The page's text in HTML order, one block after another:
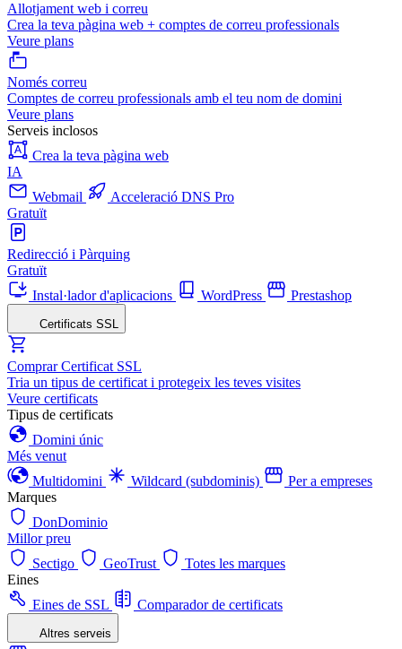
Allotjament web i correu
Crea la teva pàgina web + comptes de correu professionals
Veure plans
Només correu
Comptes de correu professionals amb el teu nom de domini
Veure plans
Serveis inclosos
Crea la teva pàgina web
IA
Webmail
Acceleració DNS Pro
Gratuït
Redirecció i Pàrquing
Gratuït
Instal·lador d'aplicacions
WordPress Prestashop
Certificats SSL
Comprar Certificat SSL
Tria un tipus de certificat i protegeix les teves visites
Veure certificats
Tipus de certificats
Domini únic
Més venut
Multidomini
Wildcard (subdominis)
Per a empreses
Marques
DonDominio
Millor preu
Sectigo
GeoTrust
Totes les marques
Eines
Eines de SSL
Comparador de certificats
Altres serveis